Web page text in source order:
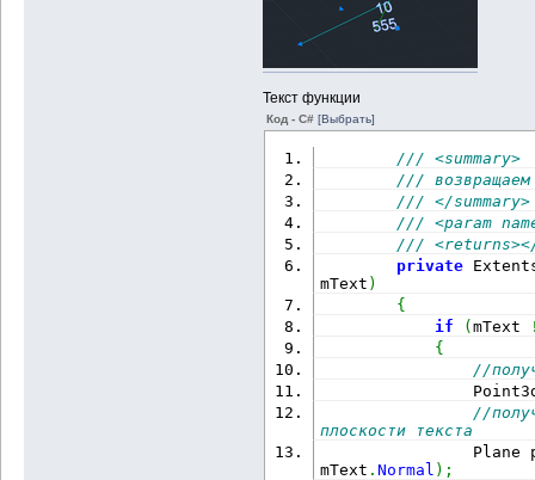
Текст функции
Код - C# [Выбрать]
/// <summary>
/// возвращаем
/// </summary>
/// <param
///
private
mText )
{
if
(mText
{
//
Point3d
//
плоскости текста
Plane
mText .Normal ) ;